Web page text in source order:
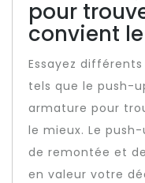
pour
convient
Essayez
tels que le push-
armature pour
le mieux. Le
de remontée et
en valeur votre